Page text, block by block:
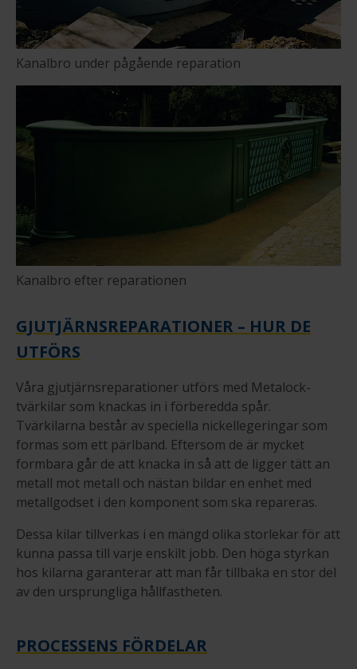
Kanalbro under pågående reparation
Kanalbro efter reparationen
GJUTJÄRNSREPARATIONER – HUR DE
UTFÖRS
Våra gjutjärnsreparationer utförs med Metalock-
tvärkilar som knackas in i förberedda spår.
Tvärkilarna består av speciella nickellegeringar som
formas som ett pärlband. Eftersom de är mycket
formbara går de att knacka in så att de ligger tätt an
metall mot metall och nästan bildar en enhet med
metallgodset i den komponent som ska repareras.
Dessa kilar tillverkas i en mängd olika storlekar för att
kunna passa till varje enskilt jobb. Den höga styrkan
hos kilarna garanterar att man får tillbaka en stor del
av den ursprungliga hållfastheten.
PROCESSENS FÖRDELAR